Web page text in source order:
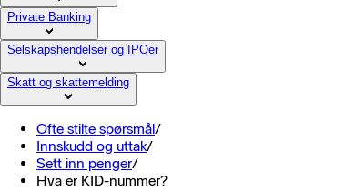
Private Banking
Selskapshendelser og IPOer
Skatt og skattemelding
Ofte stilte spørsmål/
Innskudd og uttak/
Sett inn penger/
Hva er KID-nummer?